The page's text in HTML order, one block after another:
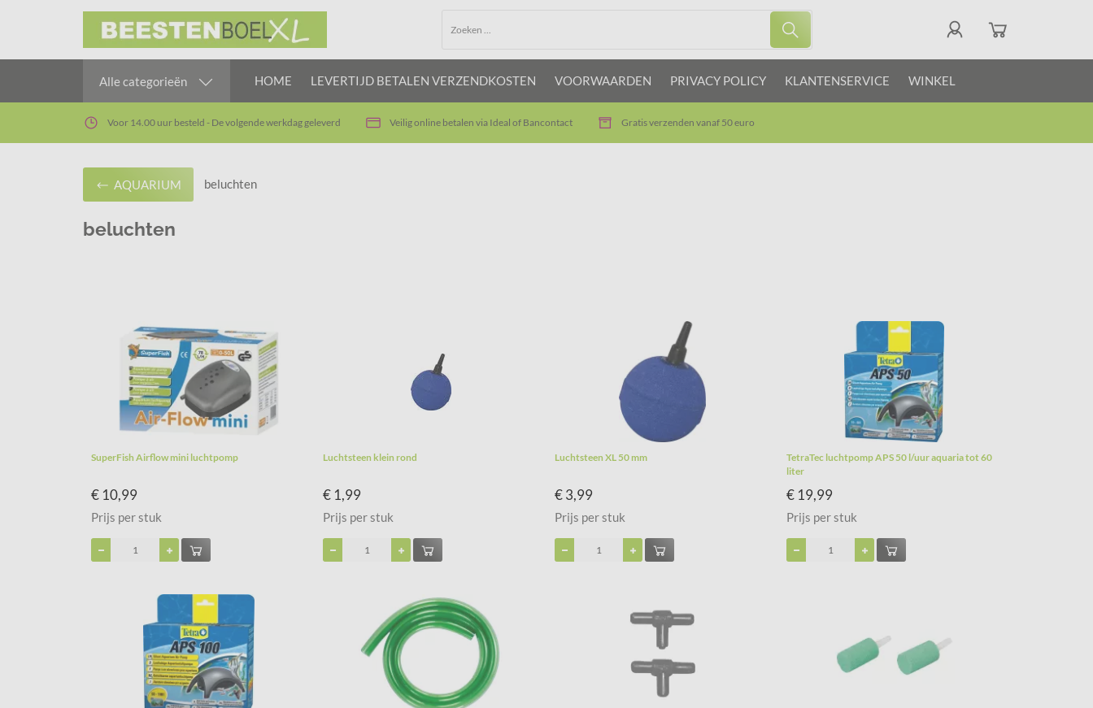
Alle categorieën HOME LEVERTIJD BETALEN VERZENDKOSTEN VOORWAARDEN PRIVACY POLICY KLANTENSERVICE WINKEL
Voor 14.00 uur besteld - De volgende werkdag geleverd Veilig online betalen via Ideal of Bancontact Gratis verzenden vanaf 50 euro
AQUARIUM beluchten
beluchten
SuperFish Airflow mini luchtpomp
€ 10,99
Prijs per stuk
Luchtsteen klein rond
€ 1,99
Prijs per stuk
Luchtsteen XL 50 mm
€ 3,99
Prijs per stuk
TetraTec luchtpomp APS 50 l/uur aquaria tot 60
liter
€ 19,99
Prijs per stuk